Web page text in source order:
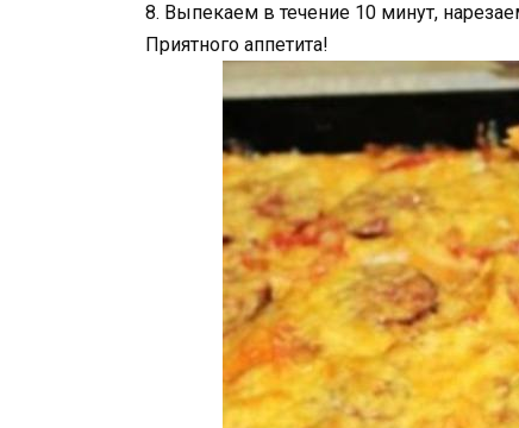
8. Выпекаем в течение 10 минут,
Приятного аппетита!